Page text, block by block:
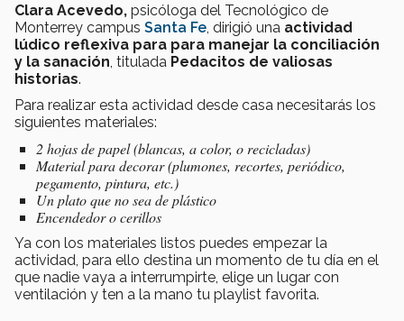
Clara Acevedo, psicóloga del Tecnológico de
Monterrey campus Santa Fe dirigió una actividad
lúdico reflexiva para para manejar la conciliación
y la sanación , titulada Pedacitos de valiosas
historias.
Para realizar esta actividad desde casa necesitarás los
siguientes materiales:
2 hojas de papel (blancas, a color, o recicladas)
Material para decorar (plumones, recortes, periódico,
pegamento, pintura, etc.)
Un plato que no sea de plástico
Encendedor o cerillos
Ya con los materiales listos puedes empezar la
actividad, para ello destina un momento de tu día en el
que nadie vaya a interrumpirte, elige un lugar con
ventilación y ten a la mano tu playlist favorita.